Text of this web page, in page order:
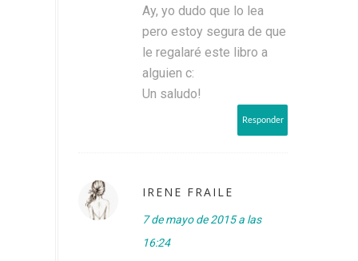
Ay, yo dudo que lo lea
pero estoy segura de que
le regalaré este libro a
alguien c:
Un saludo!
Responder
IRENE FRAILE
7 de mayo de 2015 a las
16:24